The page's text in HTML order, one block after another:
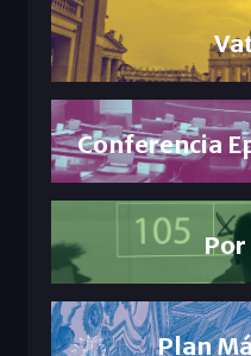
Conferencia
Plan